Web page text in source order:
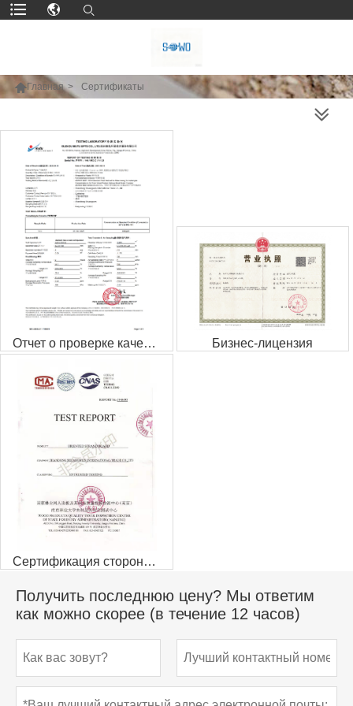
Главная > Сертификаты
Отчет о проверке качества OSB Бизнес-лицензия
Сертификация стороннего свидетеля
Получить последнюю цену? Мы ответим
как можно скорее (в течение 12 часов)